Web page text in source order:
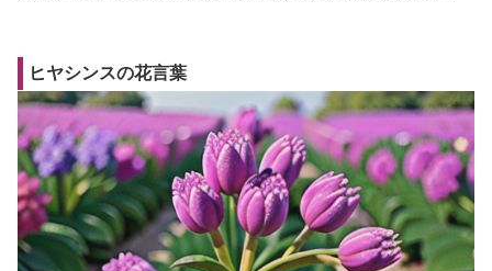
ヒヤシンスの花言葉